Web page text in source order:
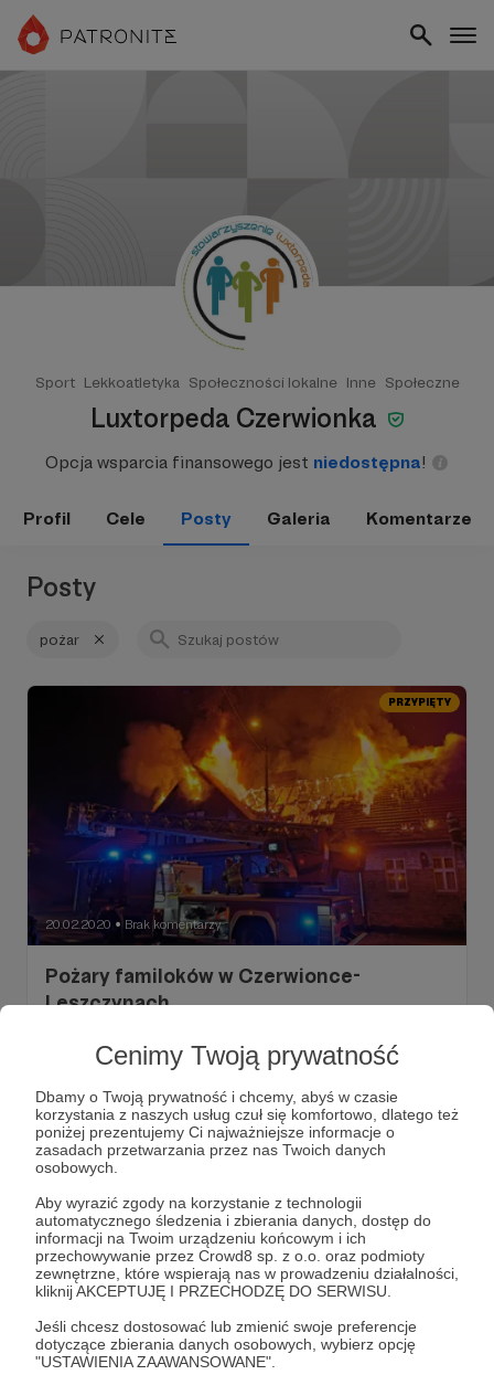
Cenimy Twoją prywatność
Dbamy o Twoją prywatność i chcemy, abyś w czasie
korzystania z naszych usług czuł się komfortowo, dlatego też
poniżej prezentujemy Ci najważniejsze informacje o
zasadach przetwarzania przez nas Twoich danych
osobowych.
Aby wyrazić zgody na korzystanie z technologii
automatycznego śledzenia i zbierania danych, dostęp do
informacji na Twoim urządzeniu końcowym i ich
przechowywanie przez Crowd8 sp. z o.o. oraz podmioty
zewnętrzne, które wspierają nas w prowadzeniu działalności,
kliknij AKCEPTUJĘ I PRZECHODZĘ DO SERWISU.
Jeśli chcesz dostosować lub zmienić swoje preferencje
dotyczące zbierania danych osobowych, wybierz opcję
"USTAWIENIA ZAAWANSOWANE".
Sport Lekkoatletyka Społeczności lokalne Inne Społeczne
Luxtorpeda Czerwionka
Opcja wsparcia finansowego jest niedostępna!
Profil Cele Posty Galeria Komentarze
Posty
pożar
PRZYPIĘTY
20.02.2020 ● Brak komentarzy
Pożary familoków w Czerwionce-
Leszczynach
dwa pożary w krótki odstępie czasu. Ponad 50 osób
zostało bez dachu nad głową!
pożar familoki podpalenie